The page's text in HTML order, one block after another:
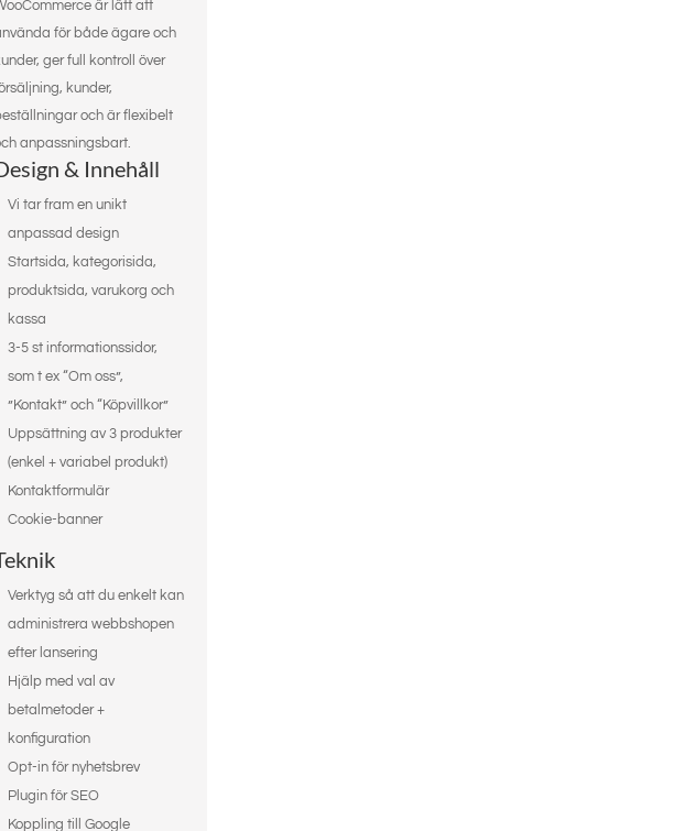
är lätt att
för både ägare och
ger full kontroll över
kunder,
och är flexibelt
anpassningsbart.
& Innehåll
Vi tar fram en unikt
anpassad design
Startsida, kategorisida,
produktsida, varukorg och
kassa
3-5 st informationssidor,
som t ex “Om oss”,
”Kontakt” och “Köpvillkor”
Uppsättning av 3 produkter
(enkel + variabel produkt)
Kontaktformulär
Cookie-banner
Verktyg så att du enkelt kan
administrera webbshopen
efter lansering
Hjälp med val av
betalmetoder +
konfiguration
Opt-in för nyhetsbrev
Plugin för SEO
Koppling till Google